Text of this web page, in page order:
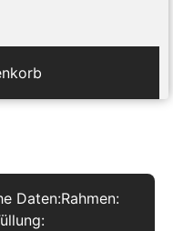
Daten:Rahmen: